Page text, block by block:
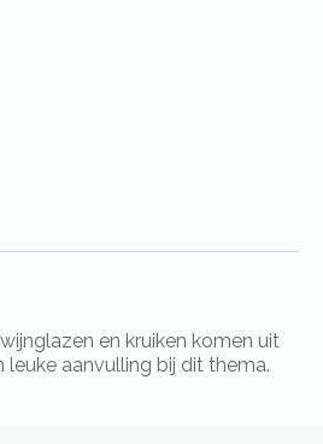
en kruiken komen uit
leuke aanvulling bij dit thema.